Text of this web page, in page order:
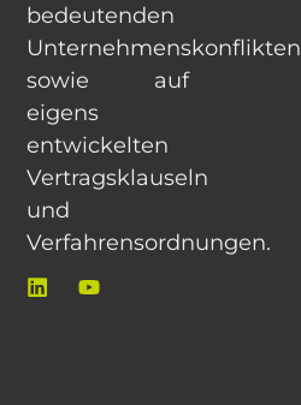
bedeutenden
Unternehmenskonflikten
sowie auf
eigens
entwickelten
Vertragsklauseln
und
Verfahrensordnungen.